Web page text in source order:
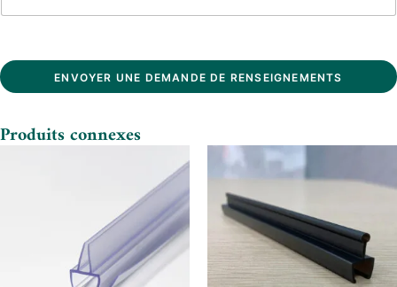
ENVOYER UNE DEMANDE DE RENSEIGNEMENTS
Produits connexes